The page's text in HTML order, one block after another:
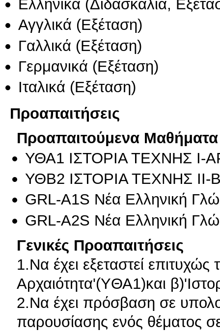
Ελληνικά (Διδασκαλία,
Αγγλικά (Εξέταση)
Γαλλικά (Εξέταση)
Γερμανικά (Εξέταση)
Ιταλικά (Εξέταση)
Προαπαιτήσεις
Προαπαιτούμενα Μαθήματα
ΥΘΑ1 ΙΣΤΟΡΙΑ ΤΕΧΝΗΣ Ι-
ΥΘΒ2 ΙΣΤΟΡΙΑ ΤΕΧΝΗΣ
GRL-A1S Νέα Ελληνική
GRL-A2S Νέα Ελληνική
Γενικές Προαπαιτήσεις
1.Να έχει εξεταστεί
Αρχαιότητα'(YΘΑ1)και
2.Να έχει πρόσβαση σε
παρουσίασης ενός θέματος